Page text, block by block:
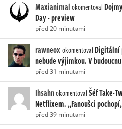
Maxianimalokomentoval
Day - preview
před 20 minutami
rawneoxokomentoval Digitální
nebude výjimkou. V
před 31 minutami
IhsahnokomentovalŠéf Take-
Netflixem. „Fanoušci
před 39 minutami